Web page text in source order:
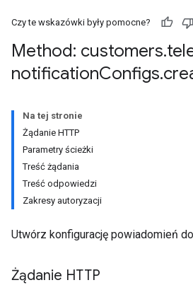
Czy te wskazówki były pomocne?
Method: customers.
notificationConfigs.
Na tej stronie
Żądanie HTTP
Parametry ścieżki
Treść żądania
Treść odpowiedzi
Zakresy autoryzacji
Utwórz konfigurację powiadomień
Żądanie HTTP